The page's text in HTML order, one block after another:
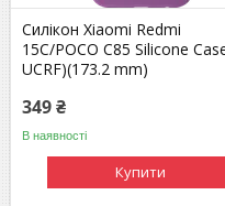
Силікон Xiaomi Redmi
15C/POCO C85 Silicone
UCRF)(173.2 mm)
349 ₴
В наявності
Купити